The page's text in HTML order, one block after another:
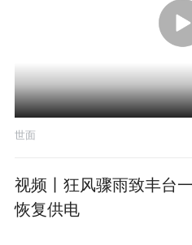
世面
视频丨狂风骤雨致丰台
恢复供电